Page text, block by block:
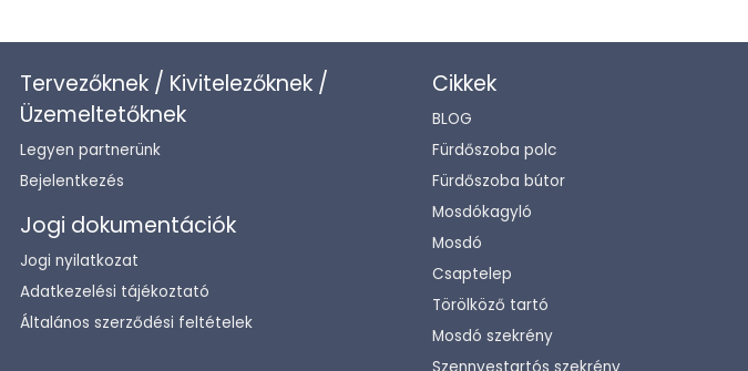
Tervezőknek / Kivitelezőknek /
Üzemeltetőknek
Legyen partnerünk
Bejelentkezés
Jogi dokumentációk
Jogi nyilatkozat
Adatkezelési tájékoztató
Általános szerződési feltételek
Cikkek
BLOG
Fürdőszoba polc
Fürdőszoba bútor
Mosdókagyló
Mosdó
Csaptelep
Törölköző tartó
Mosdó szekrény